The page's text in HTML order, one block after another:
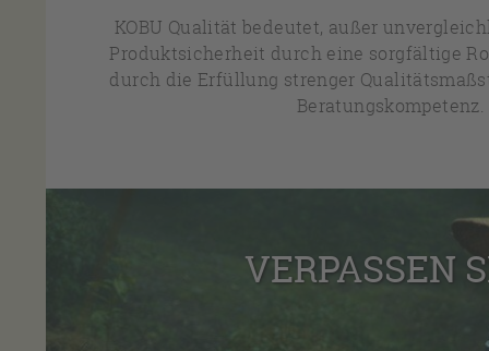
KOBU Qualität bedeutet, außer
Produktsicherheit durch eine sorgfältige
durch die Erfüllung strenger
Beratungskompetenz.
VERPASSEN